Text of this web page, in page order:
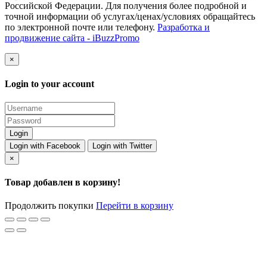
Российской Федерации. Для получения более подробной и
точной информации об услугах/ценах/условиях обращайтесь
по электронной почте или телефону. Разработка и
продвижение сайта - iBuzzPromo
×
Login to your account
Login with Facebook
Login with Twitter
×
Товар добавлен в корзину!
Продолжить покупки Перейти в корзину